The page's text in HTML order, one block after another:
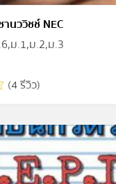
นววิชช์ NEC
ม.1,ม.2,ม.3
(4 รีวิว)